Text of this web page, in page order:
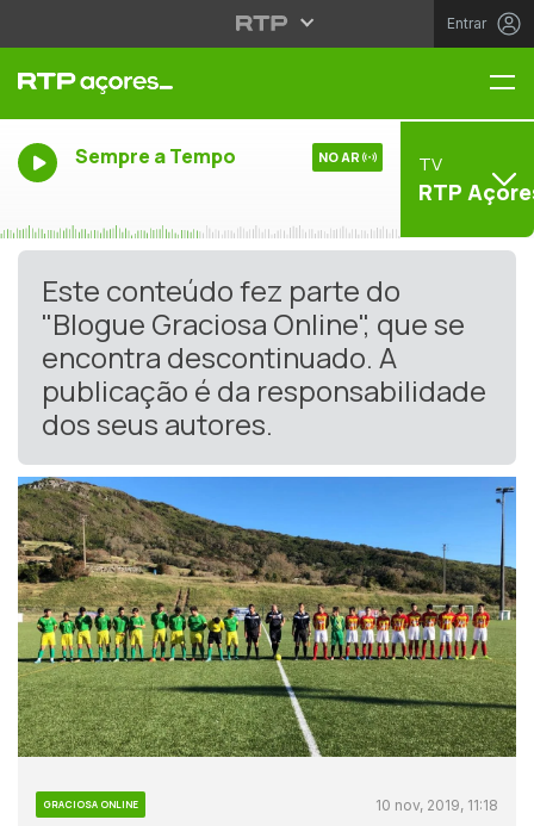
Entrar
Sempre a Tempo NO AR TV
RTP
Este conteúdo fez parte do
"Blogue Graciosa Online", que se
encontra descontinuado. A
publicação é da responsabilidade
dos seus autores.
GRACIOSA ONLINE 10 nov, 2019, 11:18